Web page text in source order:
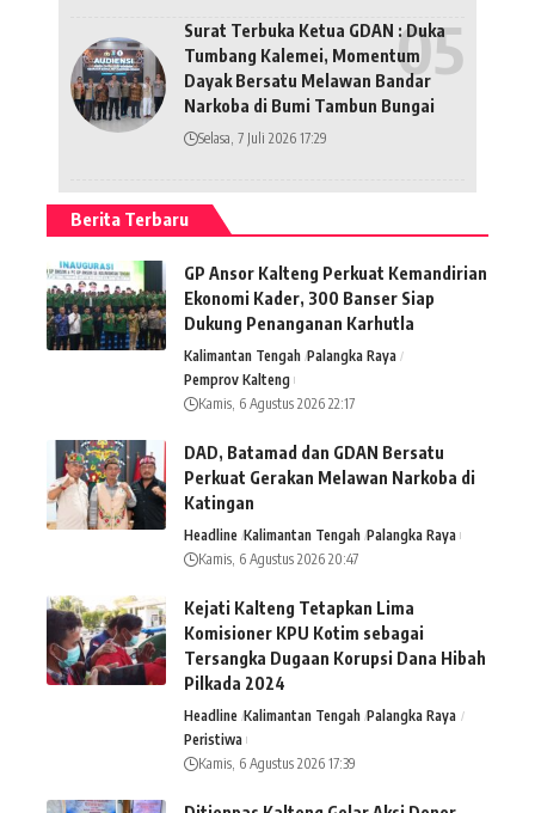
Surat Terbuka Ketua GDAN : Duka
Tumbang Kalemei, Momentum
Dayak Bersatu Melawan Bandar
Narkoba di Bumi Tambun Bungai
Selasa, 7 Juli 2026 17:29
Berita Terbaru
GP Ansor Kalteng Perkuat Kemandirian
Ekonomi Kader, 300 Banser Siap
Dukung Penanganan Karhutla
Kalimantan Tengah Palangka Raya
Pemprov Kalteng
Kamis, 6 Agustus 2026 22:17
DAD, Batamad dan GDAN Bersatu
Perkuat Gerakan Melawan Narkoba di
Katingan
Headline Kalimantan Tengah Palangka Raya
Kamis, 6 Agustus 2026 20:47
Kejati Kalteng Tetapkan Lima
Komisioner KPU Kotim sebagai
Tersangka Dugaan Korupsi Dana Hibah
Pilkada 2024
Headline Kalimantan Tengah Palangka Raya
Peristiwa
Kamis, 6 Agustus 2026 17:39